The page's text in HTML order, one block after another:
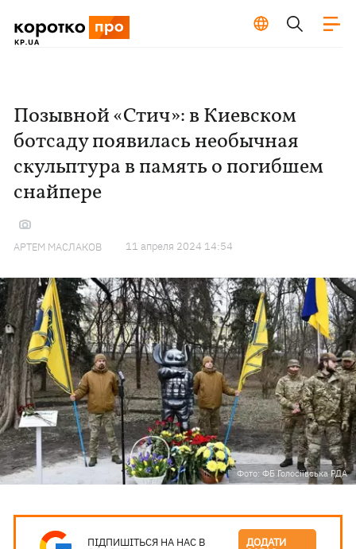
Позывной «Стич»: в Киевском
ботсаду появилась необычная
скульптура в память о погибшем
снайпере
АРТЕМ МАСЛАКОВ 11 апреля 2024 14:54
Фото: ФБ Голосіївська РДА
ПІДПИШІТЬСЯ НА НАС В ДОДАТИ